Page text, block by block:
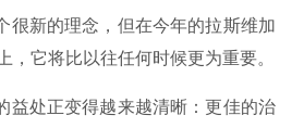
很新的理念，但在今年的拉斯维加
，它将比以往任何时候更为重要。
益处正变得越来越清晰：更佳的治